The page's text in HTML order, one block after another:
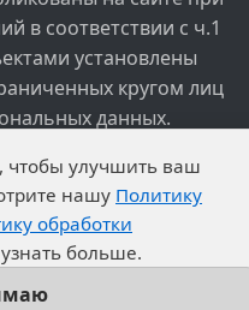
в соответствии с ч.1
установлены
кругом лиц
данных.
чтобы улучшить ваш
нашу Политику
обработки
больше.